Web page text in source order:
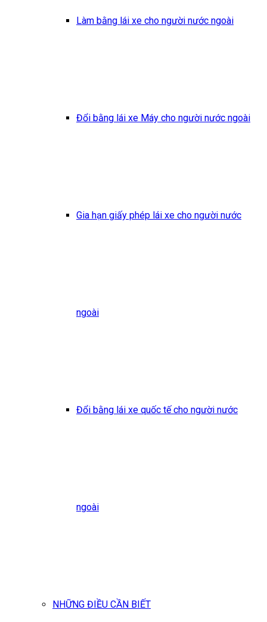
Làm bằng lái xe cho người nước ngoài
Đổi bằng lái xe Máy cho người nước ngoài
Gia hạn giấy phép lái xe cho người nước
ngoài
Đổi bằng lái xe quốc tế cho người nước
ngoài
NHỮNG ĐIỀU CẦN BIẾT